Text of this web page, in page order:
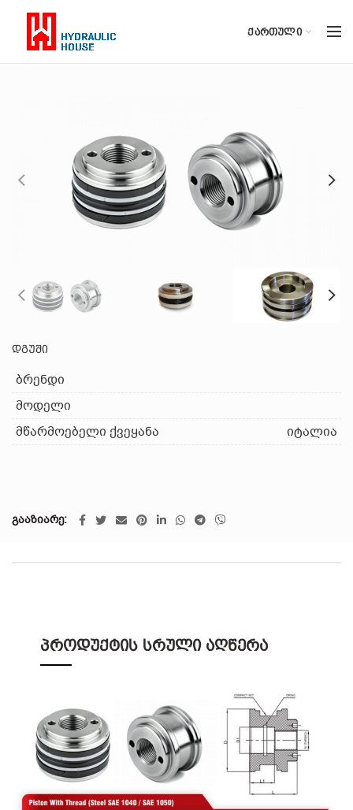
ᲥᲐᲠᲗᲣᲚᲘ
დგუში
ბრენდი
მოდელი
მწარმოებელი ქვეყანა
იტალია
გააზიარე
პროდუქტის სრული აღწერა